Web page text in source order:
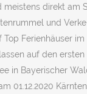
direkt am
und
Ferienhäuser
auf den
in Bayerischer
01.12.2020